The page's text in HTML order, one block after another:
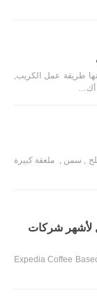
طريقة عمل الكريب,
أك…
ابيض , كوب ماء , 1.5 كوب ملح , سمن , ملعقة كبيرة
لأشهر شركات
Expedia Coffee